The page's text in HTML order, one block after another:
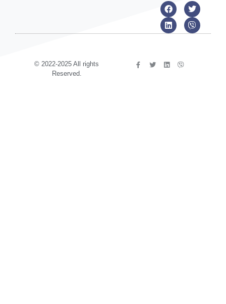
© 2022-2025 All rights
Reserved.